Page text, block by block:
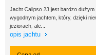
Jacht Calipso 23 jest bardzo
wygodnym jachtem, który, dzięki
jeziorach, ale...
opis jachtu